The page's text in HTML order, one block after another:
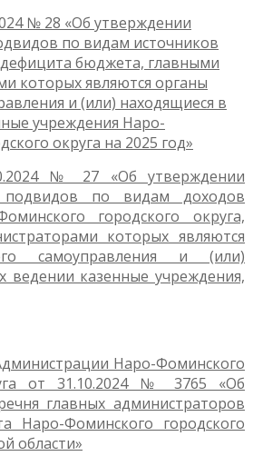
№ 28 «Об утверждении
по видам источников
бюджета, главными
которых являются органы
и (или) находящиеся в
учреждения Наро-
округа на 2025 год»
№ 27 «Об утверждении
подвидов по видам доходов
городского округа,
которых являются
самоуправления и (или)
ведении казенные учреждения,
Наро-Фоминского
от 31.10.2024 № 3765 «Об
главных администраторов
Наро-Фоминского городского
области»